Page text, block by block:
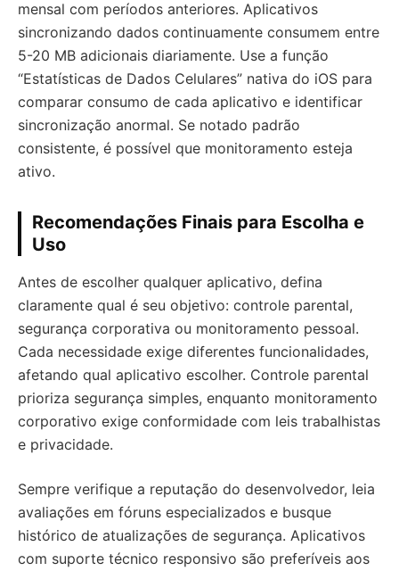
mensal com períodos anteriores. Aplicativos
sincronizando dados continuamente consumem entre
5-20 MB adicionais diariamente. Use a função
“Estatísticas de Dados Celulares” nativa do iOS para
comparar consumo de cada aplicativo e identificar
sincronização anormal. Se notado padrão
consistente, é possível que monitoramento esteja
ativo.
Recomendações Finais para Escolha e
Uso
Antes de escolher qualquer aplicativo, defina
claramente qual é seu objetivo: controle parental,
segurança corporativa ou monitoramento pessoal.
Cada necessidade exige diferentes funcionalidades,
afetando qual aplicativo escolher. Controle parental
prioriza segurança simples, enquanto monitoramento
corporativo exige conformidade com leis trabalhistas
e privacidade.
Sempre verifique a reputação do desenvolvedor, leia
avaliações em fóruns especializados e busque
histórico de atualizações de segurança. Aplicativos
com suporte técnico responsivo são preferíveis aos